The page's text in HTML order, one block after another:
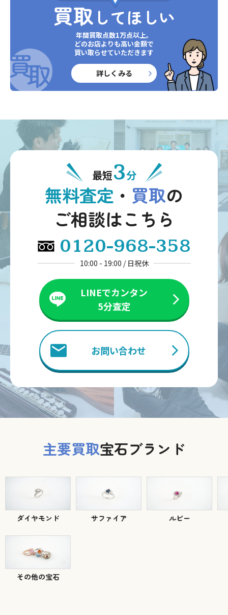
買取 してほしい
年間買取点数1万点以上。
どのお店よりも高い金額で
買い取らせていただきます
詳しくみる
最短3分
無料査定 ・ 買取の
ご相談はこちら
0120-968-358
10:00 - 19:00 / 日祝休
LINEでカンタン
5分査定
お問い合わせ
主要買取宝石ブランド
ダイヤモンド サファイア ルビー
その他の宝石